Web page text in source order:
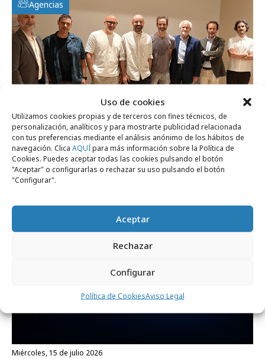
Uso de cookies
Utilizamos cookies propias y de terceros con fines técnicos, de
personalización, analíticos y para mostrarte publicidad relacionada
con tus preferencias mediante el análisis anónimo de los hábitos de
navegación. Clica AQUÍpara más información sobre la Política de
Cookies. Puedes aceptar todas las cookies pulsando el botón
"Aceptar" o configurarlas o rechazar su uso pulsando el botón
"Configurar".
Aceptar
Rechazar
Configurar
Política de CookiesAviso Legal
Agencias
lunes, 20 de julio 2026
La era de la creatividad aumentada
Formación y estudios
miércoles, 15 de julio 2026